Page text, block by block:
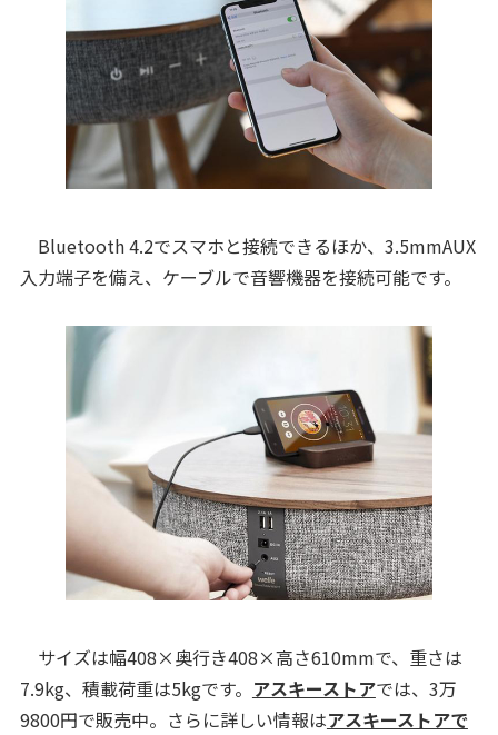
Bluetooth 4.2でスマホと接続できるほか、3.5mmAUX
入力端子を備え、ケーブルで音響機器を接続可能です。
サイズは幅408×奥行き408×高さ610mmで、重さは
7.9kg、積載荷重は5kgです。 アスキーストアでは、3万
9800円で販売中。さらに詳しい情報はアスキーストアで